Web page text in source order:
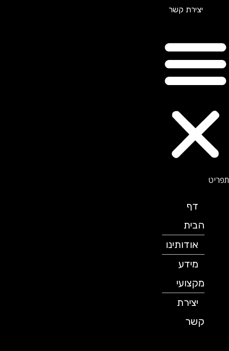
יצירת קשר
הבית
אודותינו
מידע
מקצועי
יצירת
קשר